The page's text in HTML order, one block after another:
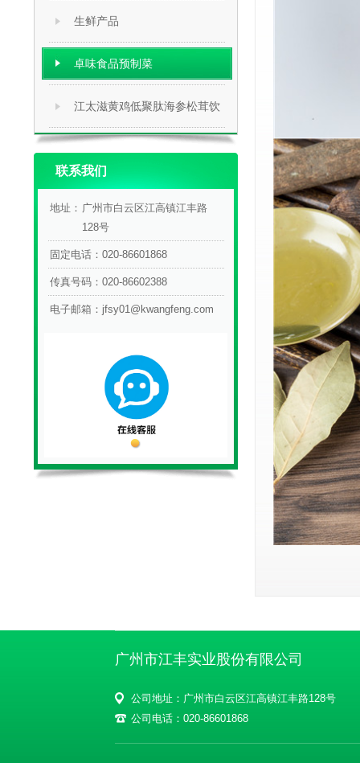
生鲜产品
卓味食品预制菜
江太滋黄鸡低聚肽海参松茸饮
联系我们
地址： 广州市白云区江高镇江丰路
128号
固定电话： 020-86601868
传真号码： 020-86602388
电子邮箱： jfsy01@kwangfeng.com
广州市江丰实业股份有限公司
公司地址：广州市白云区江高镇江丰路128号
公司电话：020-86601868